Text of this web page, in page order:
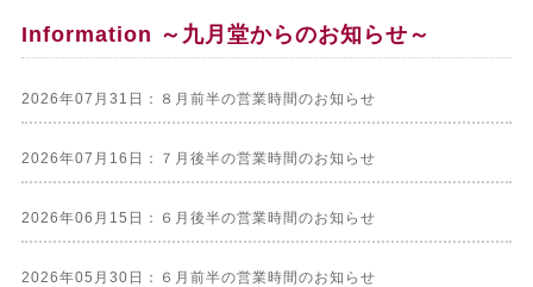
Information ～九月堂からのお知らせ～
2026年07月31日：８月前半の営業時間のお知らせ
2026年07月16日：７月後半の営業時間のお知らせ
2026年06月15日：６月後半の営業時間のお知らせ
2026年05月30日：６月前半の営業時間のお知らせ